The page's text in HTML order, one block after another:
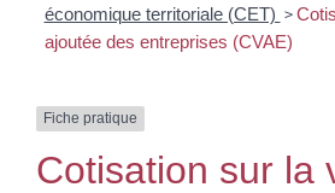
économique territoriale (CET) >
ajoutée des entreprises (CVAE)
Fiche pratique
Cotisation sur la